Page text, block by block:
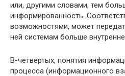
или, другими словами, тем
информированность.
возможностями, может
ней системам больше
В-четвертых, понятия
процесса (информационного